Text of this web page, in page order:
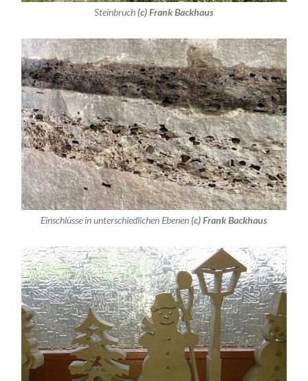
Steinbruch(c) Frank Backhaus
Einschlüsse in unterschiedlichen Ebenen(c) Frank Backhaus